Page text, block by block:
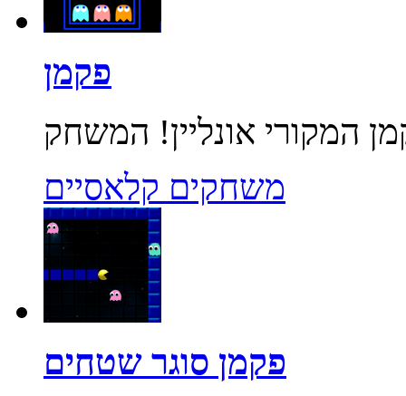
פקמן
משחקים קלאסיים
פקמן סוגר שטחים